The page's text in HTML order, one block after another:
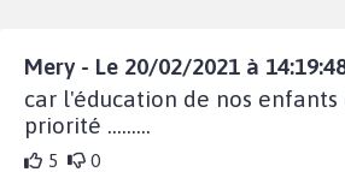
Mery - Le 20/02/2021 à
car l'éducation de nos
priorité .........
5 0